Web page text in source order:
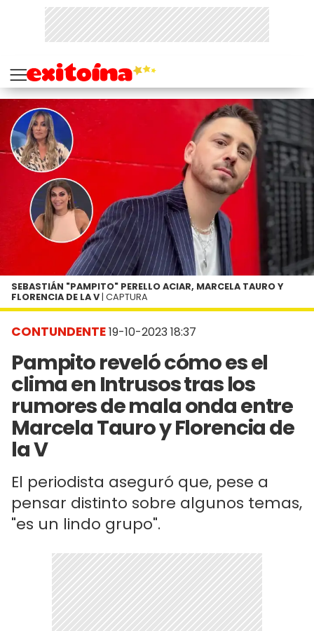
CONTUNDENTE19-10-2023 18:37
Pampito reveló cómo es el
clima en Intrusos tras los
rumores de mala onda entre
Marcela Tauro y Florencia de
la V
El periodista aseguró que, pese a
pensar distinto sobre algunos temas,
"es un lindo grupo".
SEBASTIÁN "PAMPITO" PERELLO ACIAR, MARCELA TAURO Y
FLORENCIA DE LA V | CAPTURA